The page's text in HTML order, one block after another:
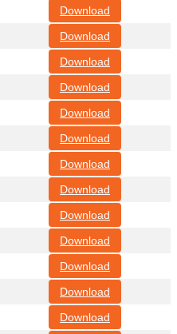
Download
Download
Download
Download
Download
Download
Download
Download
Download
Download
Download
Download
Download